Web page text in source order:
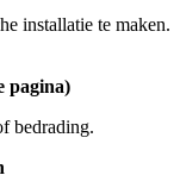
installatie te maken.
pagina)
bedrading.